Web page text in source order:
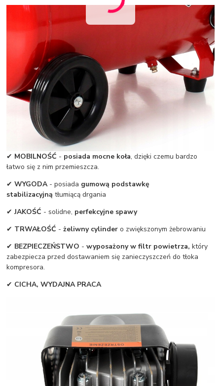
✔ MOBILNOŚĆ - posiada mocne koła, dzięki czemu bardzo
łatwo się z nim przemieszcza.
✔WYGODA- posiada gumową podstawkę
stabilizacyjnątłumiącą drgania
✔JAKOŚĆ - solidne, perfekcyjne spawy
✔ TRWAŁOŚĆ -żeliwny cylinder o zwiększonym żebrowaniu
✔ BEZPIECZEŃSTWO -wyposażony w filtr powietrza, który
zabezpiecza przed dostawaniem się zanieczyszczeń do tłoka
kompresora.
✔ CICHA, WYDAJNA PRACA